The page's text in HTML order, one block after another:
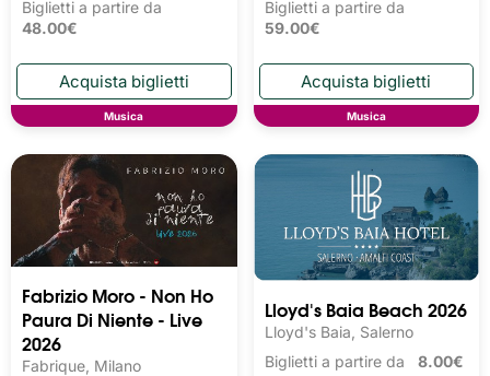
Biglietti a partire da
48.00€
Musica
Biglietti a partire da
59.00€
Musica
Fabrizio Moro - Non Ho
Paura Di Niente - Live
2026
Fabrique, Milano
Lloyd's Baia Beach 2026
Lloyd's Baia, Salerno
Biglietti a partire da 8.00€